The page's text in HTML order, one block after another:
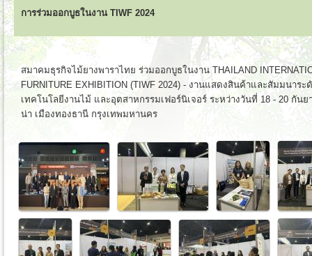
การร่วมออกบูธในงาน TIWF 2024
สมาคมธุรกิจไม้ยางพาราไทย ร่วมออกบูธในงาน THAILAND
FURNITURE EXHIBITION (TIWF 2024) - งานแสดงสินค้าและสัมมนาร
เทคโนโลยีงานไม้ และอุตสาหกรรมเฟอร์นิเจอร์ ระหว่างวันที่ 18 - 20 กัน
น่า เมืองทองธานี กรุงเทพมหานคร